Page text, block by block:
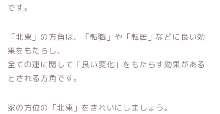
です。
「北東」の方角は、「転職」や「転居」などに良い効
果をもたらし、
全ての運に関して「良い変化」をもたらす効果がある
とされる方角です。
家の方位の「北東」をきれいにしましょう。